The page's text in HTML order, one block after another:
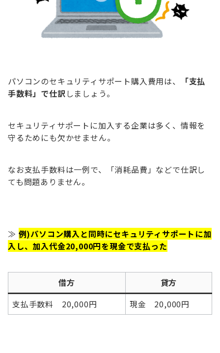
パソコンのセキュリティサポート購入費用は、
「支払
手数料」で仕訳しましょう。
セキュリティサポートに加入する企業は多く、情報を
守るためにも欠かせません。
なお支払手数料は一例で、「消耗品費」などで仕訳し
ても問題ありません。
≫ 例)パソコン購入と同時にセキュリティサポートに加
入し、加入代金20,000円を現金で支払った
借方
貸方
支払手数料 20,000円
現金 20,000円